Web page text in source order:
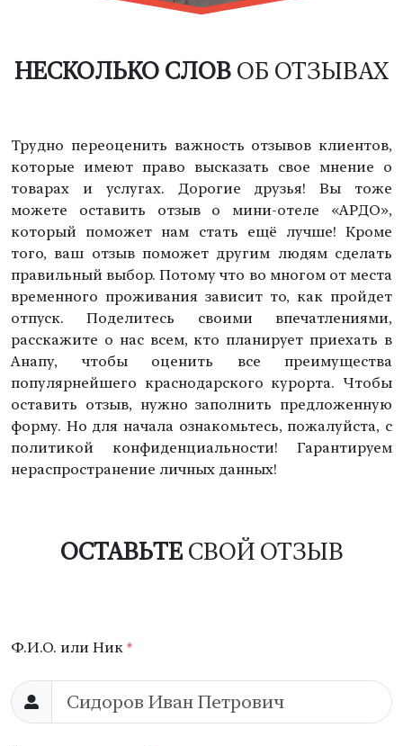
НЕСКОЛЬКО СЛОВ ОБ ОТЗЫВАХ
Трудно переоценить важность отзывов клиентов,
которые имеют право высказать свое мнение о
товарах и услугах. Дорогие друзья! Вы тоже
можете оставить отзыв о мини-отеле «АРДО»,
который поможет нам стать ещё лучше! Кроме
того, ваш отзыв поможет другим людям сделать
правильный выбор. Потому что во многом от места
временного проживания зависит то, как пройдет
отпуск. Поделитесь своими впечатлениями,
расскажите о нас всем, кто планирует приехать в
Анапу, чтобы оценить все преимущества
популярнейшего краснодарского курорта. Чтобы
оставить отзыв, нужно заполнить предложенную
форму. Но для начала ознакомьтесь, пожалуйста, с
политикой конфиденциальности! Гарантируем
нераспространение личных данных!
ОСТАВЬТЕСВОЙ ОТЗЫВ
Ф.И.О. или Ник *